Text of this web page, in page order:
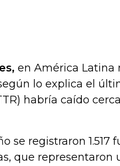
en América Latina
lo explica el
habría caído cerca
se registraron 1.517
que representaron